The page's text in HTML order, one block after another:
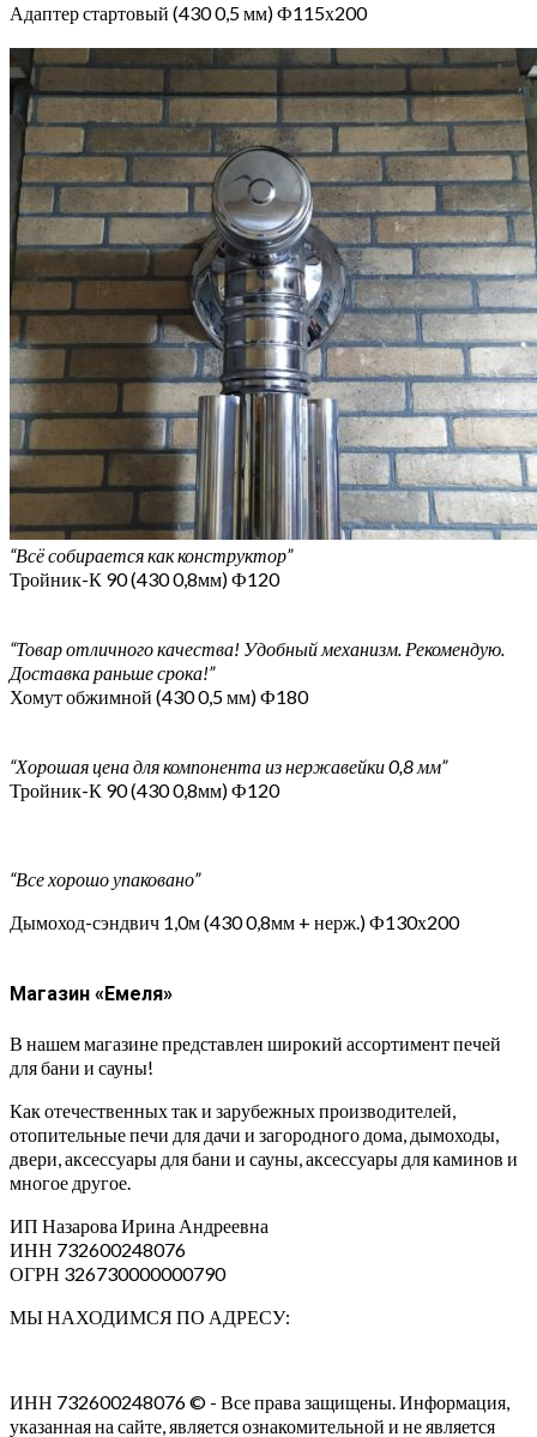
Адаптер стартовый (430 0,5 мм) Ф115х200
“Всё собирается как конструктор”
Тройник-К 90 (430 0,8мм) Ф120
“Товар отличного качества! Удобный механизм. Рекомендую.
Доставка раньше срока!”
Хомут обжимной (430 0,5 мм) Ф180
“Хорошая цена для компонента из нержавейки 0,8 мм”
Тройник-К 90 (430 0,8мм) Ф120
“Все хорошо упаковано”
Дымоход-сэндвич 1,0м (430 0,8мм + нерж.) Ф130х200
Магазин «Емеля»
В нашем магазине представлен широкий ассортимент печей
для бани и сауны!
Как отечественных так и зарубежных производителей,
отопительные печи для дачи и загородного дома, дымоходы,
двери, аксессуары для бани и сауны, аксессуары для каминов и
многое другое.
ИП Назарова Ирина Андреевна⁠
ИНН 732600248076
ОГРН 326730000000790
МЫ НАХОДИМСЯ ПО АДРЕСУ:
ИНН 732600248076 © - Все права защищены. Информация,
указанная на сайте, является ознакомительной и не является